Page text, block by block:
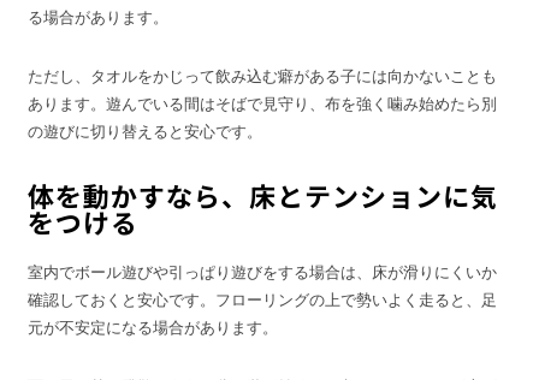
る場合があります。
ただし、タオルをかじって飲み込む癖がある子には向かないことも
あります。遊んでいる間はそばで見守り、布を強く噛み始めたら別
の遊びに切り替えると安心です。
体を動かすなら、床とテンションに気
をつける
室内でボール遊びや引っぱり遊びをする場合は、床が滑りにくいか
確認しておくと安心です。フローリングの上で勢いよく走ると、足
元が不安定になる場合があります。